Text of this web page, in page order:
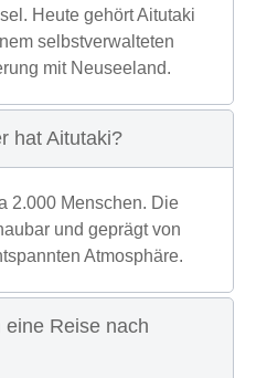
Heute gehört Aitutaki
selbstverwalteten
mit Neuseeland.
hat Aitutaki?
2.000 Menschen. Die
und geprägt von
Atmosphäre.
Reise nach